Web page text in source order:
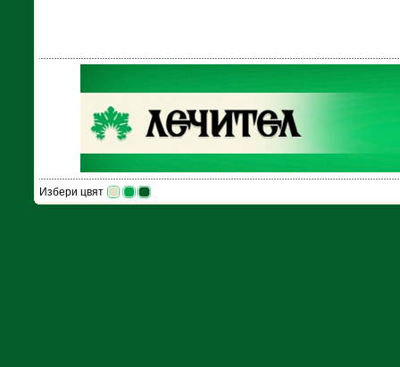
Избери цвят